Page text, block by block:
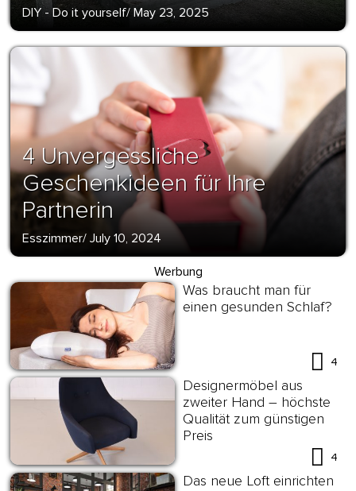
DIY - Do it yourself/ May 23, 2025
4 Unvergessliche
Geschenkideen für Ihre
Partnerin
Esszimmer/ July 10, 2024
Werbung
Was braucht man für
einen gesunden Schlaf?
4
Designermöbel aus
zweiter Hand – höchste
Qualität zum günstigen
Preis
4
Das neue Loft einrichten